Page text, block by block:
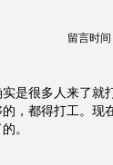
留言时间
是很多人来了就
，都得打工。现
。